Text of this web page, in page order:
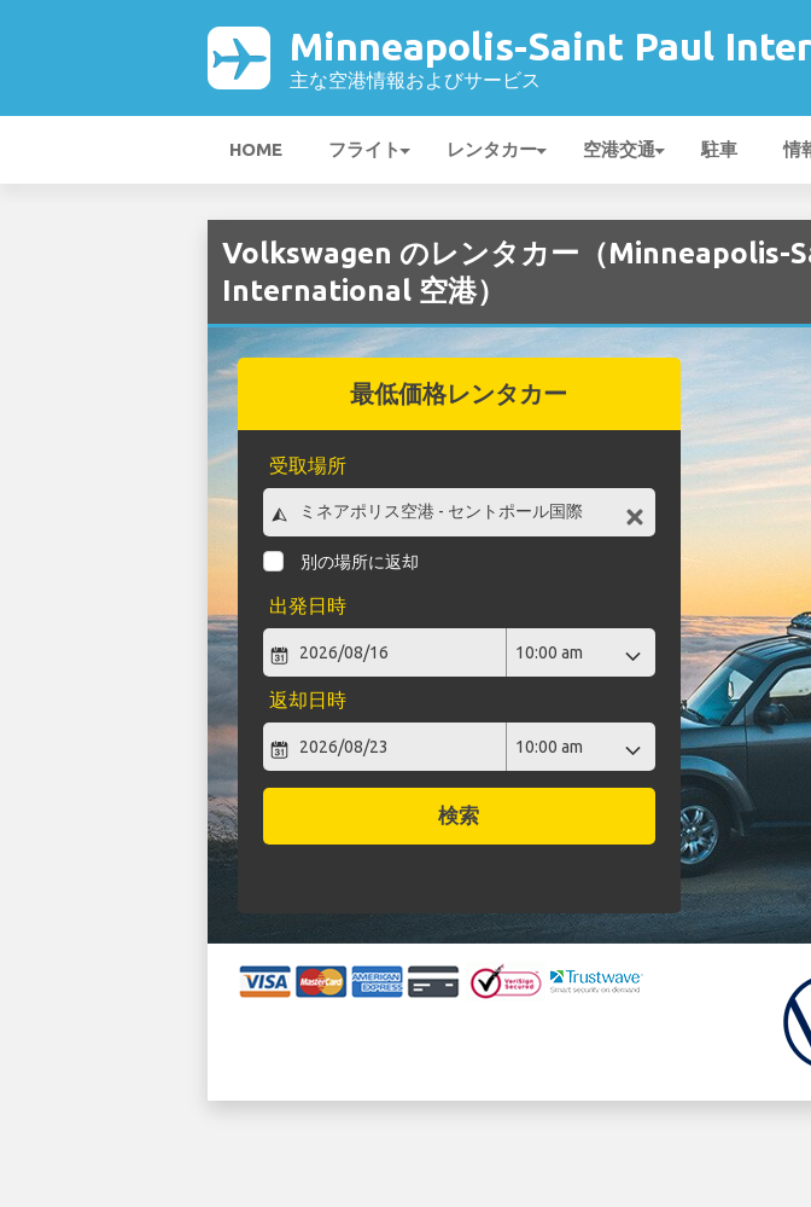
Minneapolis-Saint Paul
主な空港情報およびサービス
HOME フライト レンタカー 空港交通 駐車 情
Volkswagen のレンタカー（Minneapolis-
International 空港）
最低価格レンタカー
受取場所
別の場所に返却
出発日時
返却日時
検索